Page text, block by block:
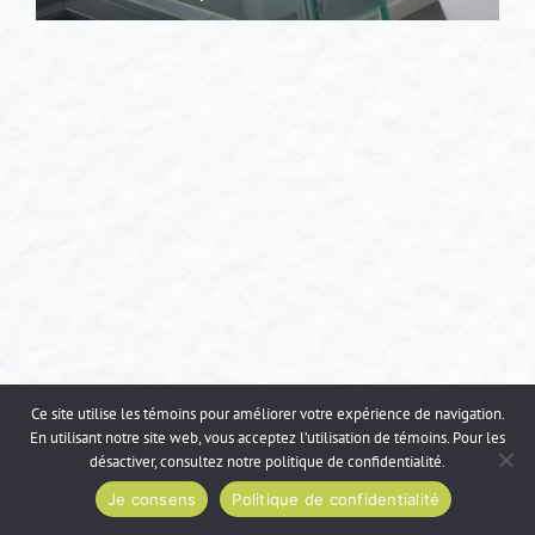
Ce site utilise les témoins pour améliorer votre expérience de navigation.
En utilisant notre site web, vous acceptez l’utilisation de témoins. Pour les
désactiver, consultez notre politique de confidentialité.
Je consens
Politique de confidentialité